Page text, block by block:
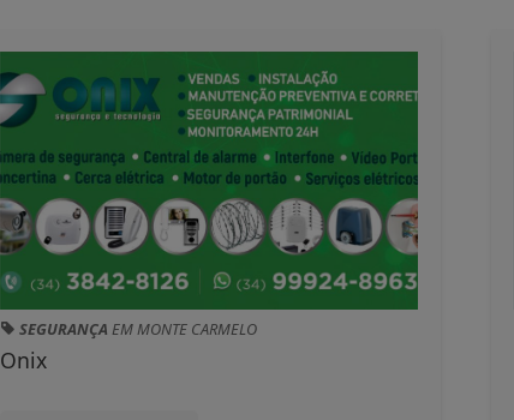
SEGURANÇA EM MONTE CARMELO
Onix